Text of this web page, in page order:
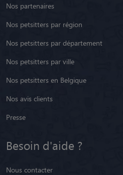
Nos partenaires
Nos petsitters par région
Nos petsitters par département
Nos petsitters par ville
Nos petsitters en Belgique
Nos avis clients
Presse
Besoin d'aide ?
Nous contacter